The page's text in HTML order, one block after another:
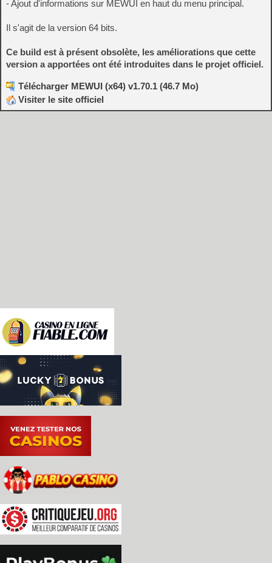
- Ajout d'informations sur MEWUI en haut du menu principal.
Il s'agit de la version 64 bits.
Ce build est à présent obsolète, les améliorations que cette
version a apportées ont été introduites dans le projet officiel.
Télécharger MEWUI (x64) v1.70.1 (46.7 Mo)
Visiter le site officiel